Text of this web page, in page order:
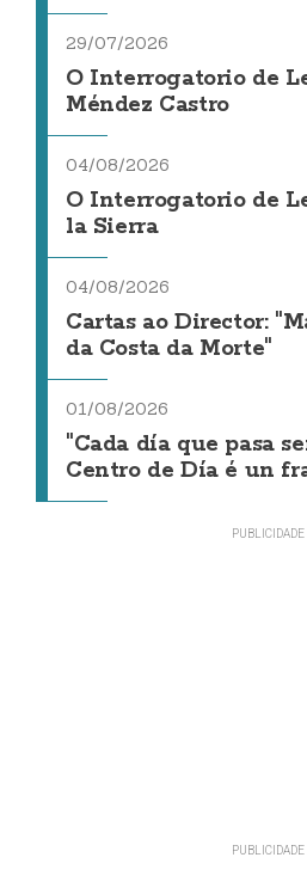
29/07/2026
O Interrogatorio de
Méndez Castro
04/08/2026
O Interrogatorio de
la Sierra
04/08/2026
Cartas ao Director:
da Costa da Morte"
01/08/2026
"Cada día que pasa
Centro de Día é un